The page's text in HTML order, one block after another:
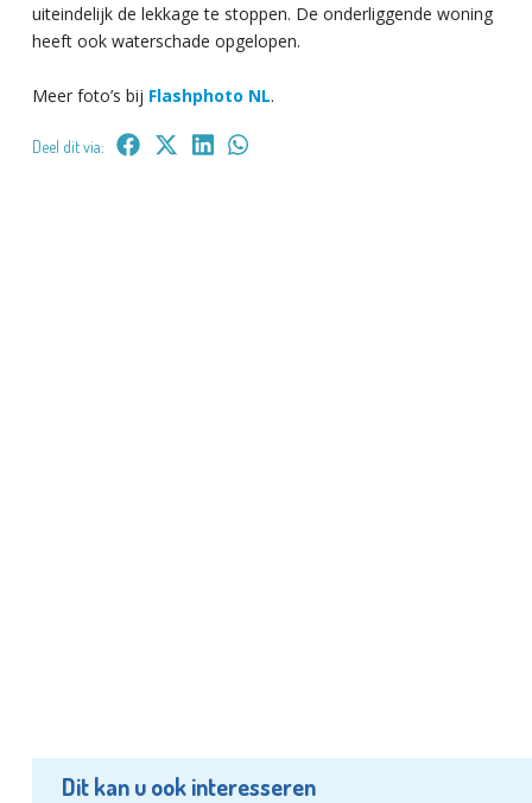
uiteindelijk de lekkage te stoppen. De onderliggende woning
heeft ook waterschade opgelopen.
Meer foto’s bij Flashphoto NL.
Deel dit via:
Dit kan u ook interesseren